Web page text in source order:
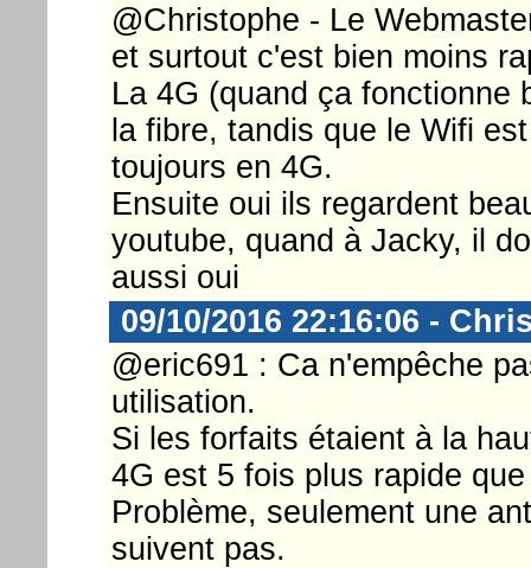
@Christophe - Le
et surtout c'est bien moins
La 4G (quand ça fonctionne
la fibre, tandis que le Wifi
toujours en 4G.
Ensuite oui ils regardent
youtube, quand à Jacky, il
aussi oui
09/10/2016 22:16:06 -
@eric691 : Ca n'empêche
utilisation.
Si les forfaits étaient à la
4G est 5 fois plus rapide
Problème, seulement une
suivent pas.